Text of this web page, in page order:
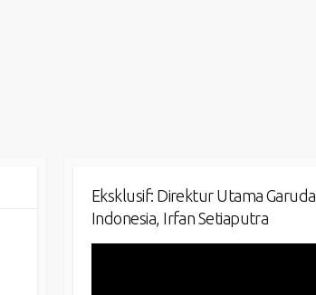
Eksklusif: Direktur Utama Garuda
Indonesia, Irfan Setiaputra